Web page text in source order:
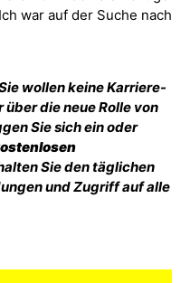
war auf der Suche nach
wollen keine Karriere-
die neue Rolle von
Sie sich ein oder
Sie den täglichen
und Zugriff auf alle